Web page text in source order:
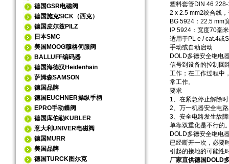
德国GSR电磁阀
德国施克SICK（西克）
德国皮尔兹PILZ
日本SMC
美国MOOG穆格伺服阀
BALLUFF编码器
德国海德汉Heidenhain
萨姆森SAMSON
德国品牌
德国EUCHNER操纵手柄
EPRO手动蝶阀
德国库伯勒KUBLER
意大利UNIVER电磁阀
德国MURR
美国品牌
德国TURCK图尔克
塑料套管DIN 46
2 x 2.5 mm2绞合线
BG 5924：22.5 mm
IP 5924：宽度70毫米
适用于PL e / cat.4或
手动或自动启动
DOLD多德安全继电
信号到设备的控制回
工作；在工作过程中
常工作。
要求
1、在紧急停止解除
2、万一机器安全电
3、安全电路发生故
单靠双重化是不行的
DOLD多德安全继电
已经断开一次，必要
引起的接地的可能性
厂家直供德国DOLD